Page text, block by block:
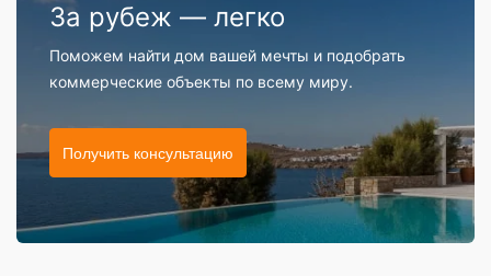
За рубеж — легко
Поможем найти дом вашей мечты и подобрать
коммерческие объекты по всему миру.
Получить консультацию